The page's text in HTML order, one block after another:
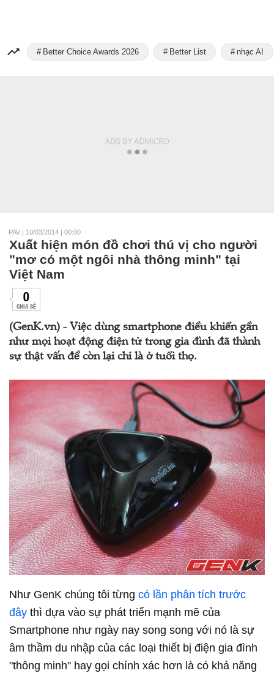
Better Choice Awards 2026 Better List nhạc AI
PAV | 10/03/2014 | 00:00
Xuất hiện món đồ chơi thú vị cho người
"mơ có một ngôi nhà thông minh" tại
Việt Nam
0
CHIA SẺ
(GenK.vn) - Việc dùng smartphone điều khiển gần
như mọi hoạt động điện tử trong gia đình đã thành
sự thật vấn đề còn lại chỉ là ở tuổi thọ.
Như GenK chúng tôi từng có lần phân tích trước
đây thì dựa vào sự phát triển mạnh mẽ của
Smartphone như ngày nay song song với nó là sự
âm thầm du nhập của các loại thiết bị điện gia đình
"thông minh" hay gọi chính xác hơn là có khả năng